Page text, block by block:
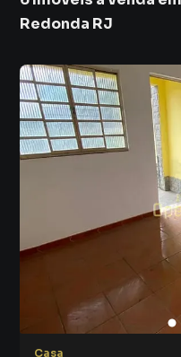
Redonda RJ
Casa